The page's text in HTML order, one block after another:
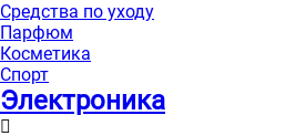
Средства по уходу
Парфюм
Косметика
Спорт
Электроника